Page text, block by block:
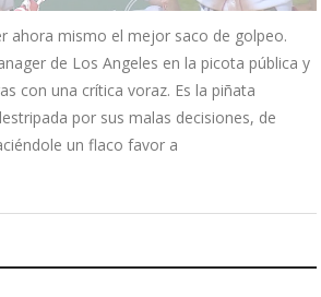
ahora mismo el mejor saco de golpeo.
de Los Angeles en la picota pública y
con una crítica voraz. Es la piñata
por sus malas decisiones, de
un flaco favor a